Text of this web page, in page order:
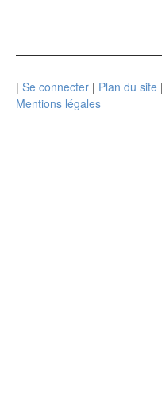
| Se connecter | Plan du site |
Mentions légales